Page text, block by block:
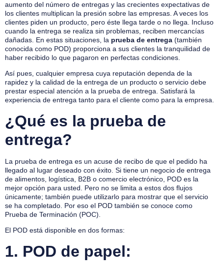
aumento del número de entregas y las crecientes expectativas de
los clientes multiplican la presión sobre las empresas. A veces los
clientes piden un producto, pero éste llega tarde o no llega. Incluso
cuando la entrega se realiza sin problemas, reciben mercancías
dañadas. En estas situaciones, la prueba de entrega (también
conocida como POD) proporciona a sus clientes la tranquilidad de
haber recibido lo que pagaron en perfectas condiciones.
Así pues, cualquier empresa cuya reputación dependa de la
rapidez y la calidad de la entrega de un producto o servicio debe
prestar especial atención a la prueba de entrega. Satisfará la
experiencia de entrega tanto para el cliente como para la empresa.
¿Qué es la prueba de
entrega?
La prueba de entrega es un acuse de recibo de que el pedido ha
llegado al lugar deseado con éxito. Si tiene un negocio de entrega
de alimentos, logística, B2B o comercio electrónico, POD es la
mejor opción para usted. Pero no se limita a estos dos flujos
únicamente; también puede utilizarlo para mostrar que el servicio
se ha completado. Por eso el POD también se conoce como
Prueba de Terminación (POC).
El POD está disponible en dos formas:
1. POD de papel: